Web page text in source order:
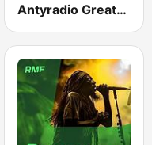
Antyradio Greatest